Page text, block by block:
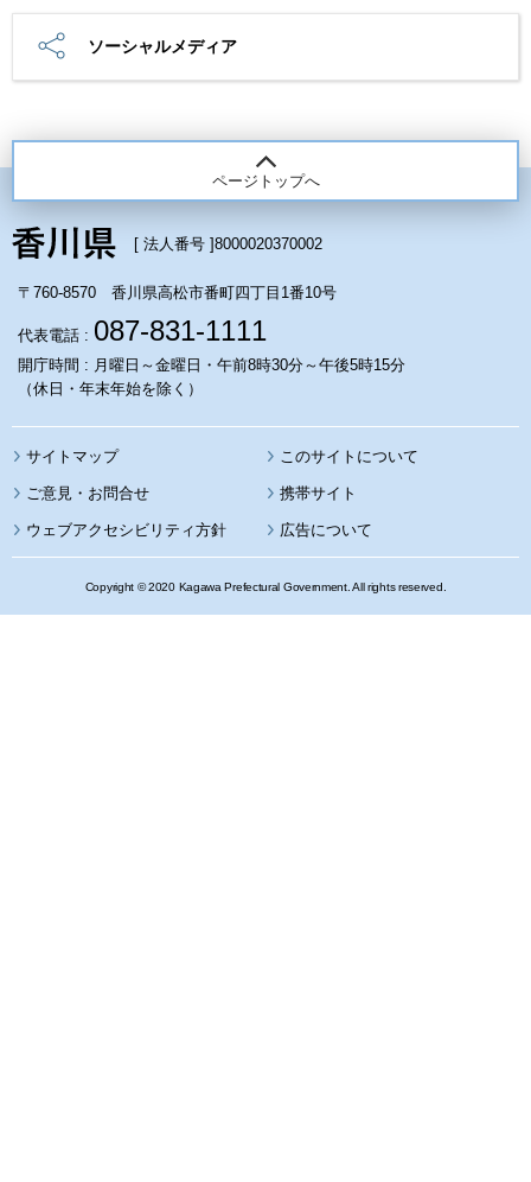
ソーシャルメディア
ページトップへ
[ 法人番号 ]8000020370002
〒760-8570 香川県高松市番町四丁目1番10号
代表電話 : 087-831-1111
開庁時間 : 月曜日～金曜日・午前8時30分～午後5時15分
（休日・年末年始を除く）
サイトマップ このサイトについて
携帯サイト
ウェブアクセシビリティ方針 広告について
Copyright © 2020 Kagawa Prefectural Government. All rights reserved.